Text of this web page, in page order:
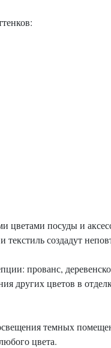
цветами посуды и
текстиль создадут
прованс,
других цветов в
темных
цвета.